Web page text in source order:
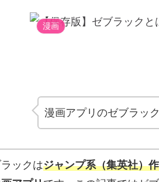
漫画
漫画アプリのゼブラッ
ックはジャンプ系（集英社）